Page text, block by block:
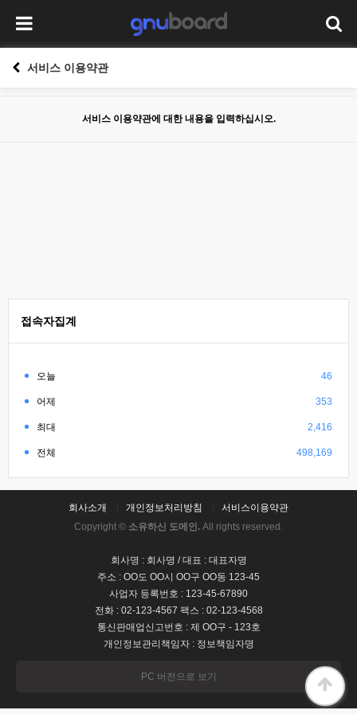
서비스 이용약관
서비스 이용약관에 대한 내용을 입력하십시오.
접속자집계
오늘 46
어제 353
최대 2,416
전체 498,169
회사소개 개인정보처리방침
서비스이용약관
Copyright © 소유하신 도메인. All rights reserved.
회사명 : 회사명 / 대표 : 대표자명
주소 : OO도 OO시 OO구 OO동 123-45
사업자 등록번호 : 123-45-67890
전화 : 02-123-4567 팩스 : 02-123-4568
통신판매업신고번호 : 제 OO구 - 123호
개인정보관리책임자 : 정보책임자명
PC 버전으로 보기